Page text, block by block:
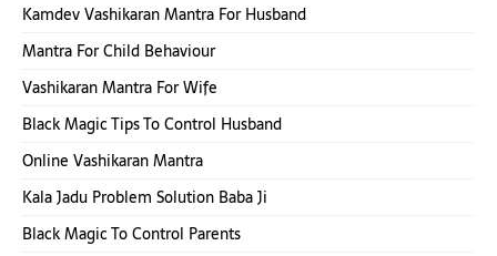
Kamdev Vashikaran Mantra For Husband
Mantra For Child Behaviour
Vashikaran Mantra For Wife
Black Magic Tips To Control Husband
Online Vashikaran Mantra
Kala Jadu Problem Solution Baba Ji
Black Magic To Control Parents